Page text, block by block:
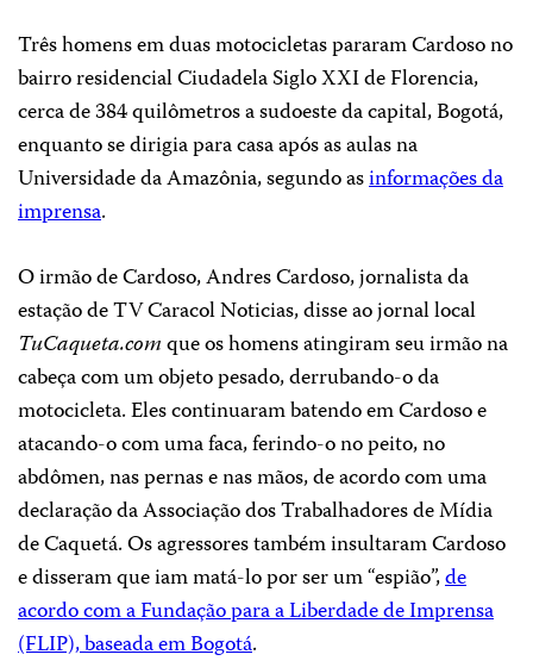
Três homens em duas motocicletas pararam Cardoso no
bairro residencial Ciudadela Siglo XXI de Florencia,
cerca de 384 quilômetros a sudoeste da capital, Bogotá,
enquanto se dirigia para casa após as aulas na
Universidade da Amazônia, segundo asinformações da
imprensa.
O irmão de Cardoso, Andres Cardoso, jornalista da
estação de TV Caracol Noticias, disse ao jornal local
TuCaqueta.comque os homens atingiram seu irmão na
cabeça com um objeto pesado, derrubando-o da
motocicleta. Eles continuaram batendo em Cardoso e
atacando-o com uma faca, ferindo-o no peito, no
abdômen, nas pernas e nas mãos, de acordo com uma
declaração da Associação dos Trabalhadores de Mídia
de Caquetá. Os agressores também insultaram Cardoso
e disseram que iam matá-lo por ser um “espião”,de
acordo com a Fundação para a Liberdade de Imprensa
(FLIP), baseada em Bogotá.